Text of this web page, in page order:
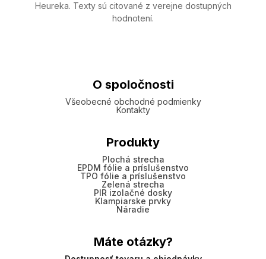
Heureka. Texty sú citované z verejne dostupných
hodnotení.
O spoločnosti
Všeobecné obchodné podmienky
Kontakty
Produkty
Plochá strecha
EPDM fólie a príslušenstvo
TPO fólie a príslušenstvo
Zelená strecha
PIR izolačné dosky
Klampiarske prvky
Náradie
Máte otázky?